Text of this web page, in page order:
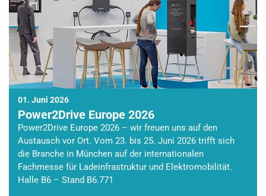
01. Juni 2026
Power2Drive Europe 2026
Power2Drive Europe 2026 – wir freuen uns auf den
Austausch vor Ort. Vom 23. bis 25. Juni 2026 trifft sich
die Branche in München auf der internationalen
Fachmesse für Ladeinfrastruktur und Elektromobilität.
Halle B6 – Stand B6.771